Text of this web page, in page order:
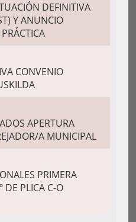
DEFINITIVA
Y ANUNCIO
CONVENIO
APERTURA
A MUNICIPAL
PRIMERA
DE PLICA C-O